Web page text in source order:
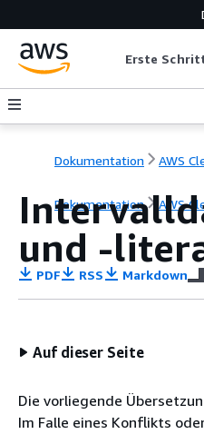
Erste
Dokumentation AWS
Dokumentation AWS
und -
PDF RSS Markdown
Auf dieser Seite
Die vorliegende
Im Falle eines Konflikts